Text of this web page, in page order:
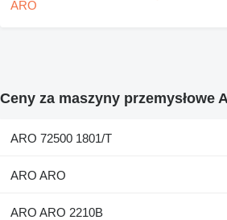
Ceny za maszyny przemysłowe
ARO 72500 1801/T
ARO ARO
ARO ARO 2210B